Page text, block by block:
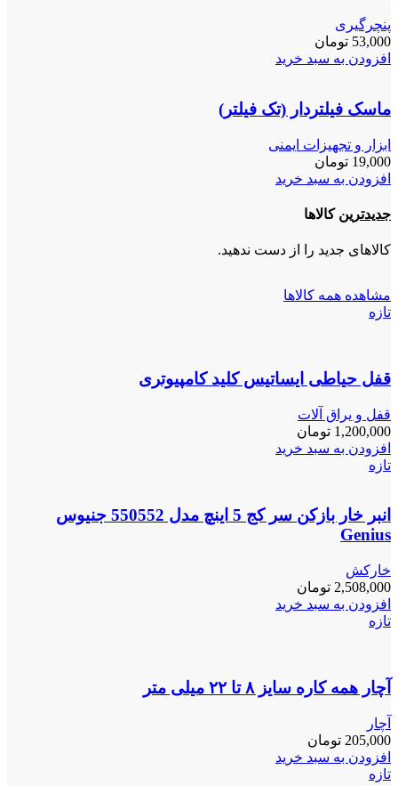
پنچرگیری
53,000 تومان
افزودن به سبد خرید
ماسک فیلتردار (تک فیلتر)
ابزار و تجهیزات ایمنی
19,000 تومان
افزودن به سبد خرید
جدیدترین کالاها
کالاهای جدید را از دست ندهید.
مشاهده همه کالاها
تازه
قفل حیاطی ایساتیس کلید کامپیوتری
قفل و یراق آلات
1,200,000 تومان
افزودن به سبد خرید
تازه
انبر خار بازکن سر کج 5 اینچ مدل 550552 جنیوس
Genius
خارکش
2,508,000 تومان
افزودن به سبد خرید
تازه
آچار همه کاره سایز ۸ تا ۲۲ میلی متر
آچار
205,000 تومان
افزودن به سبد خرید
تازه